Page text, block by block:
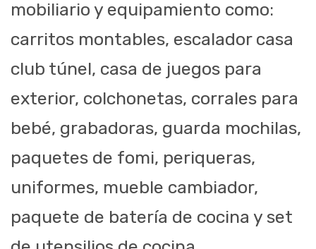
mobiliario y equipamiento como:
carritos montables, escalador casa
club túnel, casa de juegos para
exterior, colchonetas, corrales para
bebé, grabadoras, guarda mochilas,
paquetes de fomi, periqueras,
uniformes, mueble cambiador,
paquete de batería de cocina y set